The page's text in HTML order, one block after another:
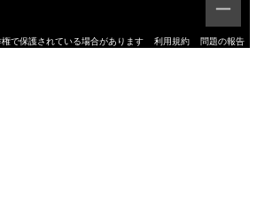
で保護されている場合があります 利用規約 問題の報告